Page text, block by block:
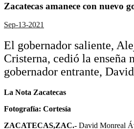
Zacatecas amanece con nuevo
Sep-13-2021
El gobernador saliente,
Cristerna, cedió la enseña
gobernador entrante,
La Nota Zacatecas
Fotografía: Cortesía
ZACATECAS,ZAC.- David Monreal